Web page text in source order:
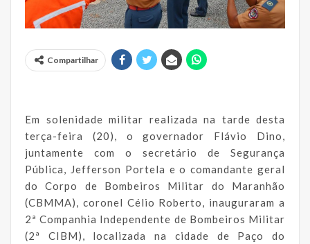
Compartilhar
Em solenidade militar realizada na tarde desta
terça-feira (20), o governador Flávio Dino,
juntamente com o secretário de Segurança
Pública, Jefferson Portela e o comandante geral
do Corpo de Bombeiros Militar do Maranhão
(CBMMA), coronel Célio Roberto, inauguraram a
2ª Companhia Independente de Bombeiros Militar
(2ª CIBM), localizada na cidade de Paço do